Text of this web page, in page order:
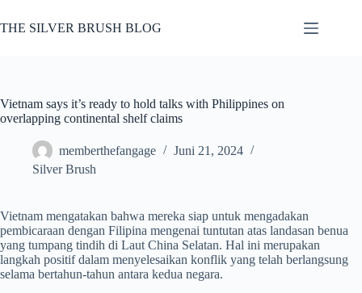
to
content
THE SILVER BRUSH BLOG
Vietnam says it’s ready to hold talks with Philippines on
overlapping continental shelf claims
memberthefangage
Juni 21, 2024
Silver Brush
Vietnam mengatakan bahwa mereka siap untuk mengadakan
pembicaraan dengan Filipina mengenai tuntutan atas landasan benua
yang tumpang tindih di Laut China Selatan. Hal ini merupakan
langkah positif dalam menyelesaikan konflik yang telah berlangsung
selama bertahun-tahun antara kedua negara.